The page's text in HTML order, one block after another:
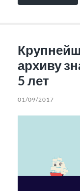
архиву
5 лет
01/09/2017